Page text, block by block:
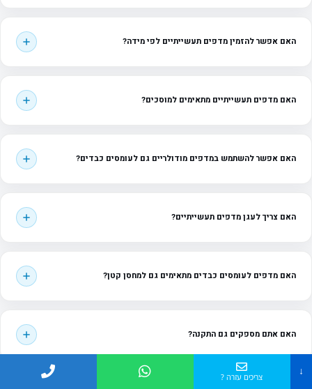
האם אפשר להזמין מדפים תעשייתיים לפי מידה?
האם מדפים תעשייתיים מתאימים למוסכים?
האם אפשר להשתמש במדפים מודולריים גם לעומסים כבדים?
האם צריך לעגן מדפים תעשייתיים?
האם מדפים לעומסים כבדים מתאימים גם למחסן קטן?
האם אתם מספקים גם התקנה?
↓ צריכים עזרה ?